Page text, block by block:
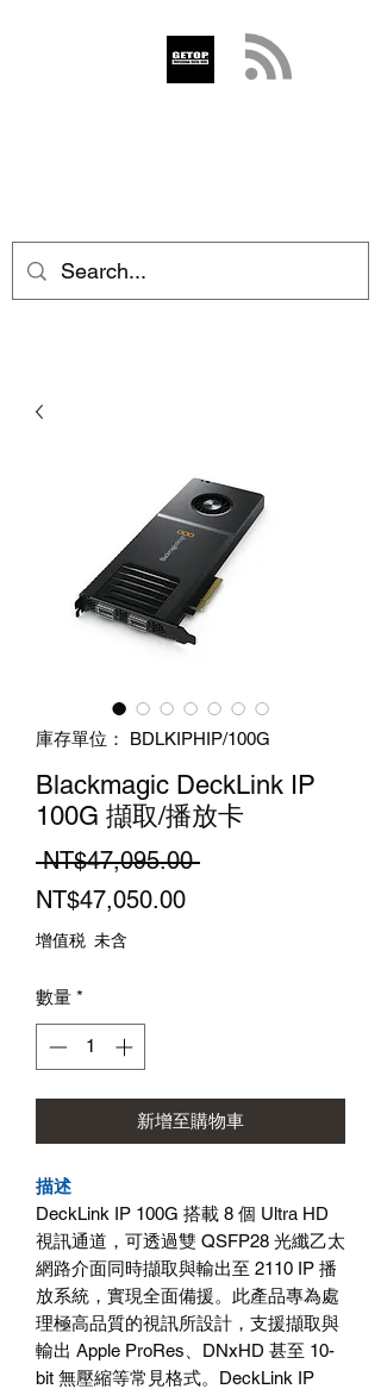
庫存單位： BDLKIPHIP/100G
Blackmagic DeckLink IP
100G 擷取/播放卡
NT$47,095.00 一
NT$47,050.00促
增值税 未含
數量 *
新增至購物車
描述
DeckLink IP 100G 搭載 8 個 Ultra HD
視訊通道，可透過雙 QSFP28 光纖乙太
網路介面同時擷取與輸出至 2110 IP 播
放系統，實現全面備援。此產品專為處
理極高品質的視訊所設計，支援擷取與
輸出 Apple ProRes DNxHD 甚至 10-
bit 無壓縮等常見格式。 DeckLink IP